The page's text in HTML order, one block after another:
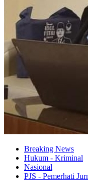
Breaking News
Hukum - Kriminal
Nasional
PJS - Pemerhati